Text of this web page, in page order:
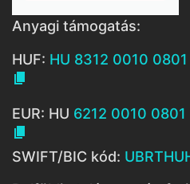
Anyagi támogatás:
HUF: HU 8312 0010

EUR: HU 6212 0010

SWIFT/BIC kód: